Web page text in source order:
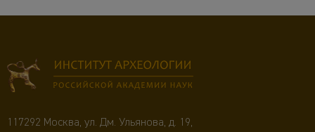
117292 Москва, ул. Дм. Ульянова, д. 19,